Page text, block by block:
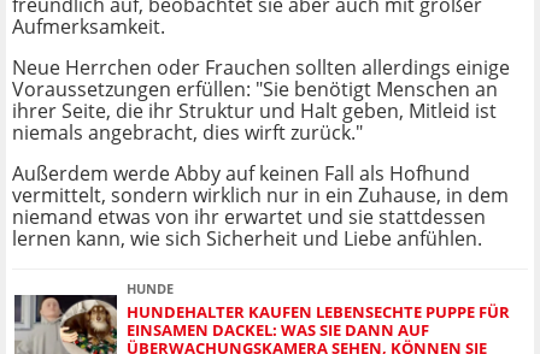
freundlich auf, beobachtet sie aber auch mit großer
Aufmerksamkeit.
Neue Herrchen oder Frauchen sollten allerdings einige
Voraussetzungen erfüllen: "Sie benötigt Menschen an
ihrer Seite, die ihr Struktur und Halt geben, Mitleid ist
niemals angebracht, dies wirft zurück."
Außerdem werde Abby auf keinen Fall als Hofhund
vermittelt, sondern wirklich nur in ein Zuhause, in dem
niemand etwas von ihr erwartet und sie stattdessen
lernen kann, wie sich Sicherheit und Liebe anfühlen.
HUNDE
HUNDEHALTER KAUFEN LEBENSECHTE PUPPE FÜR
EINSAMEN DACKEL: WAS SIE DANN AUF
ÜBERWACHUNGSKAMERA SEHEN, KÖNNEN SIE